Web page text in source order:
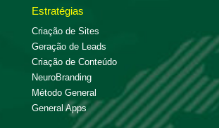
Estratégias
Criação de Sites
Geração de Leads
Criação de Conteúdo
NeuroBranding
Método General
General Apps